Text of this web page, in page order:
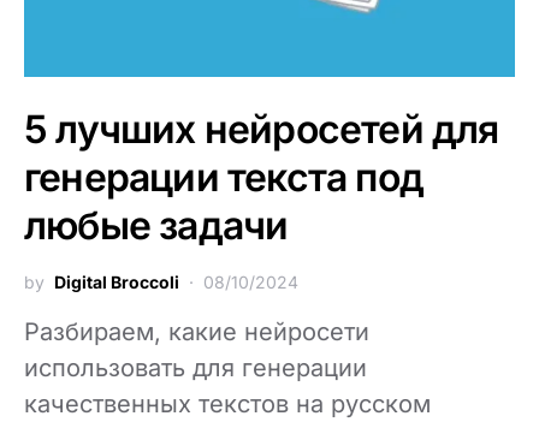
5 лучших нейросетей для
генерации текста под
любые задачи
by Digital Broccoli 08/10/2024
Разбираем, какие нейросети
использовать для генерации
качественных текстов на русском